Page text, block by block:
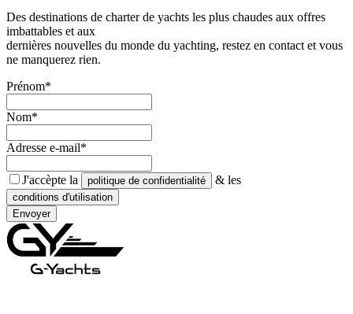
Des destinations de charter de yachts les plus chaudes aux offres
imbattables et aux
dernières nouvelles du monde du yachting, restez en contact et vous
ne manquerez rien.
Prénom*
Nom*
Adresse e-mail*
J'accèpte la politique de confidentialité & les
conditions d'utilisation
Envoyer